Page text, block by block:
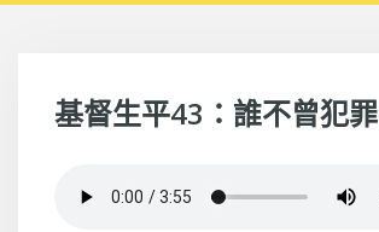
基督生平43：誰不曾犯罪